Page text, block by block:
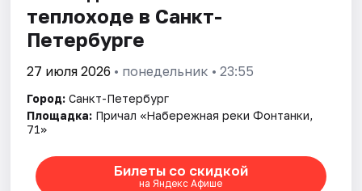
теплоходе в Санкт-
Петербурге
27 июля 2026 • понедельник • 23:55
Город: Санкт-Петербург
Площадка: Причал «Набережная реки Фонтанки,
71»
Билеты со скидкой
на Яндекс Афише